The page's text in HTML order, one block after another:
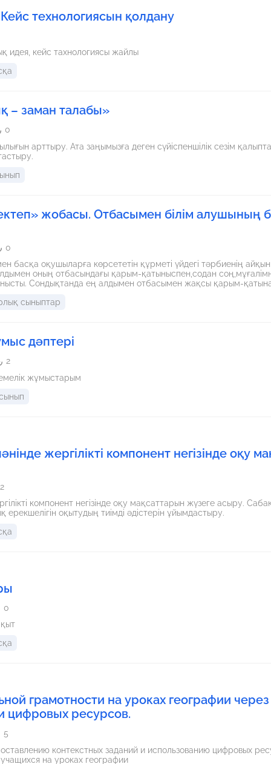
технологиясын қолдану
идея, кейс тахнологиясы жайлы
– заман талабы»
0
арттыру. Ата заңымызға деген сүйіспеншілік сезім
жобасы. Отбасымен білім алушының
0
басқа оқушыларға көрсететін құрметі үйдегі тәрбиенің
оның отбасындағы қарым-қатыныспен,содан соң,мұғалімнің сабақ
Сондықтанда ең алдымен отбасымен жақсы қарым-
сыныптар
дәптері
2
жұмыстарым
жергілікті компонент негізінде оқу
2
компонент негізінде оқу мақсаттарын жүзеге асыру.
ерекшелігін оқытудың тиімді әдістерін ұйымдастыру.
0
грамотности на уроках географии
цифровых ресурсов.
5
контекстных заданий и использованию цифровых
на уроках географии